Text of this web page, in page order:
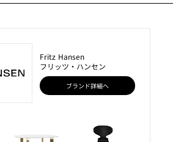
Fritz Hansen
フリッツ・ハンセン
ブランド詳細へ